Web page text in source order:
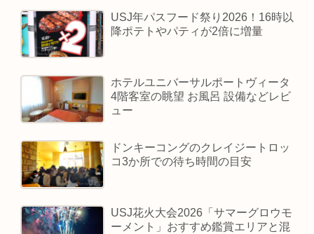
USJ年パスフード祭り2026！16時以
降ポテトやパティが2倍に増量
ホテルユニバーサルポートヴィータ
4階客室の眺望 お風呂 設備などレビ
ュー
ドンキーコングのクレイジートロッ
コ3か所での待ち時間の目安
USJ花火大会2026「サマーグロウモ
ーメント」おすすめ鑑賞エリアと混